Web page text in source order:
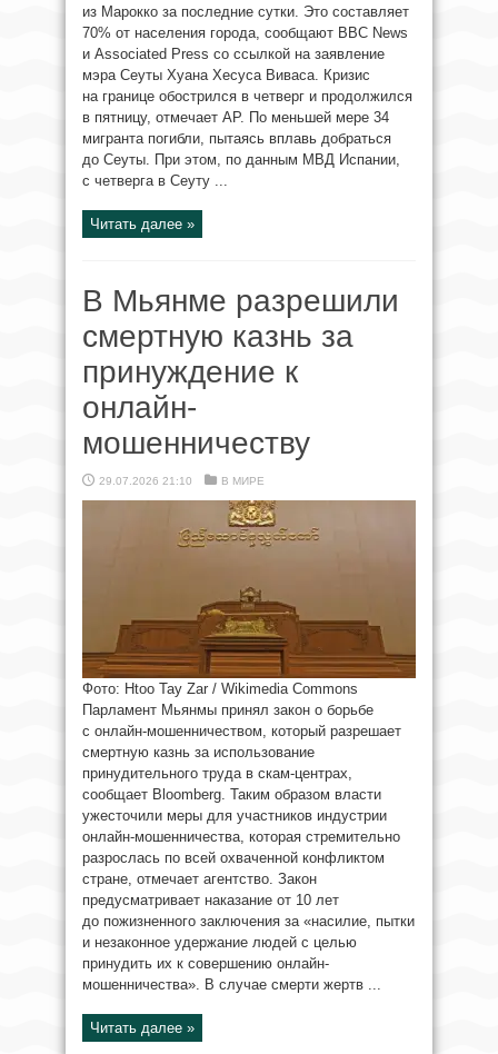
из Марокко за последние сутки. Это составляет
70% от населения города, сообщают BBC News
и Associated Press со ссылкой на заявление
мэра Сеуты Хуана Хесуса Виваса. Кризис
на границе обострился в четверг и продолжился
в пятницу, отмечает AP. По меньшей мере 34
мигранта погибли, пытаясь вплавь добраться
до Сеуты. При этом, по данным МВД Испании,
с четверга в Сеуту ...
Читать далее »
В Мьянме разрешили
смертную казнь за
принуждение к
онлайн-
мошенничеству
29.07.2026 21:10 В МИРЕ
Фото: Htoo Tay Zar / Wikimedia Commons
Парламент Мьянмы принял закон о борьбе
с онлайн-мошенничеством, который разрешает
смертную казнь за использование
принудительного труда в скам-центрах,
сообщает Bloomberg. Таким образом власти
ужесточили меры для участников индустрии
онлайн-мошенничества, которая стремительно
разрослась по всей охваченной конфликтом
стране, отмечает агентство. Закон
предусматривает наказание от 10 лет
до пожизненного заключения за «насилие, пытки
и незаконное удержание людей с целью
принудить их к совершению онлайн-
мошенничества». В случае смерти жертв ...
Читать далее »